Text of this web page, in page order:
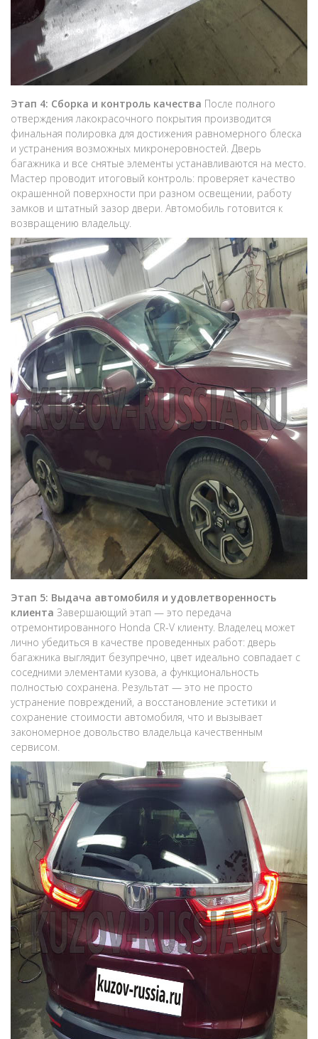
Этап 4: Сборка и контроль качества После полного
отверждения лакокрасочного покрытия производится
финальная полировка для достижения равномерного блеска
и устранения возможных микронеровностей. Дверь
багажника и все снятые элементы устанавливаются на место.
Мастер проводит итоговый контроль: проверяет качество
окрашенной поверхности при разном освещении, работу
замков и штатный зазор двери. Автомобиль готовится к
возвращению владельцу.
Этап 5: Выдача автомобиля и удовлетворенность
клиента Завершающий этап — это передача
отремонтированного Honda CR-V клиенту. Владелец может
лично убедиться в качестве проведенных работ: дверь
багажника выглядит безупречно, цвет идеально совпадает с
соседними элементами кузова, а функциональность
полностью сохранена. Результат — это не просто
устранение повреждений, а восстановление эстетики и
сохранение стоимости автомобиля, что и вызывает
закономерное довольство владельца качественным
сервисом.